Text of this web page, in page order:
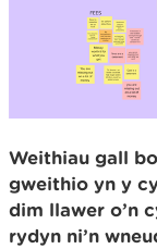
Weithiau gall
gweithio yn y
dim llawer o’n
rydyn ni’n